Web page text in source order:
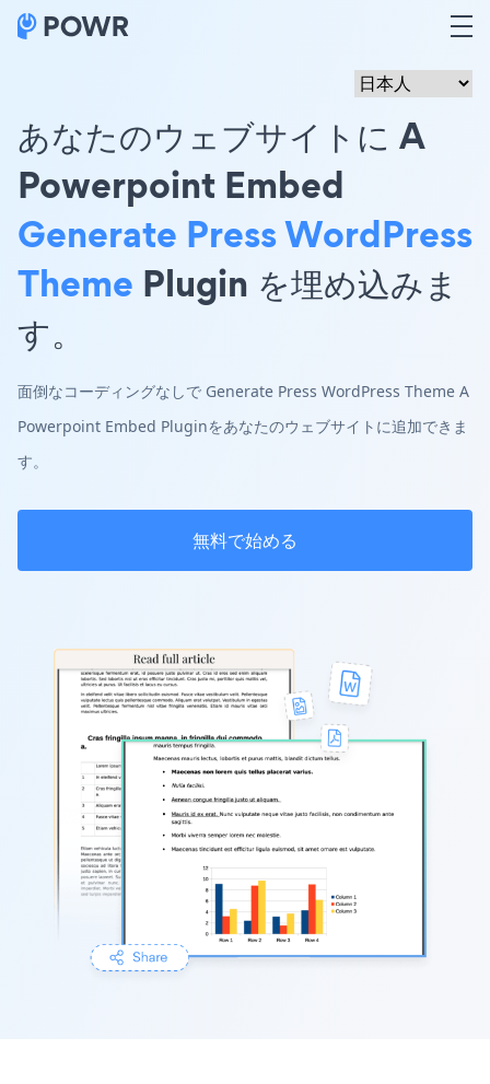
あなたのウェブサイトに A
Powerpoint Embed
Generate Press WordPress
Theme Plugin を埋め込みま
す。
面倒なコーディングなしで Generate Press WordPress Theme A
Powerpoint Embed Pluginをあなたのウェブサイトに追加できま
す。
無料で始める